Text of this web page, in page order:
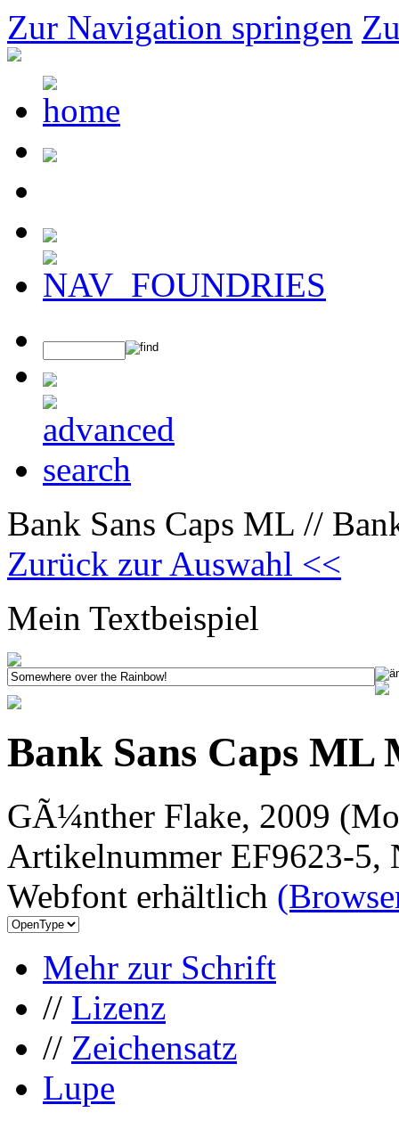
Zur Navigation springen
Bank Sans Caps ML //
Zurück zur Auswahl <<
Mein Textbeispiel
Bank Sans Caps ML
GÃ¼nther Flake, 2009
Artikelnummer EF9623-5,
Webfont erhältlich
Mehr zur Schrift
// Lizenz
// Zeichensatz
Lupe